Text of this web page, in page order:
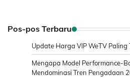
Pos-pos Terbaru
Update Harga VIP WeTV Paling
Mengapa Model Performance-
Mendominasi Tren Pengadaan